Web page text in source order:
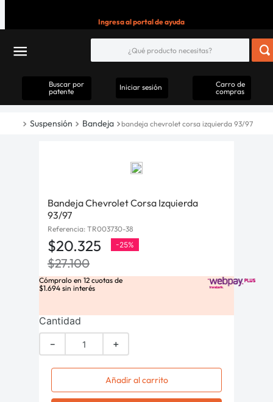
Ingresa al portal de ayuda
Buscar por
patente
Iniciar sesión
Carro de
compras
Suspensión Bandeja bandeja chevrolet corsa izquierda 93/97
Bandeja Chevrolet Corsa Izquierda
93/97
Referencia: TR003730-38
$20.325 -25%
$27.100
Cómpralo en 12 cuotas de
$1.694 sin interés
Cantidad
＋
－
Añadir al carrito